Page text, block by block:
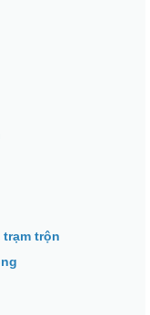
trạm trộn